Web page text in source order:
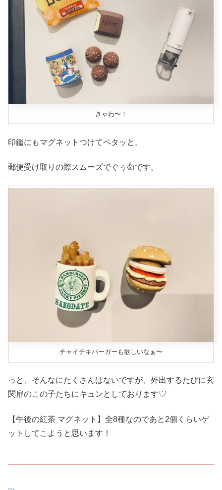
きゃわ〜！
印鑑にもマグネットつけてペタッと。
郵便受け取りの際スムーズでぐぅ👍です。
チャイチキバーガーも欲しいなぁ〜
っと、そんなにたくさんはないですが、外出するたびに玄
関扉のこの子たちにキュンとしております♡
【午後の紅茶 マグネット】全8種なのであと2個くらいゲ
ットしてこようと思います！